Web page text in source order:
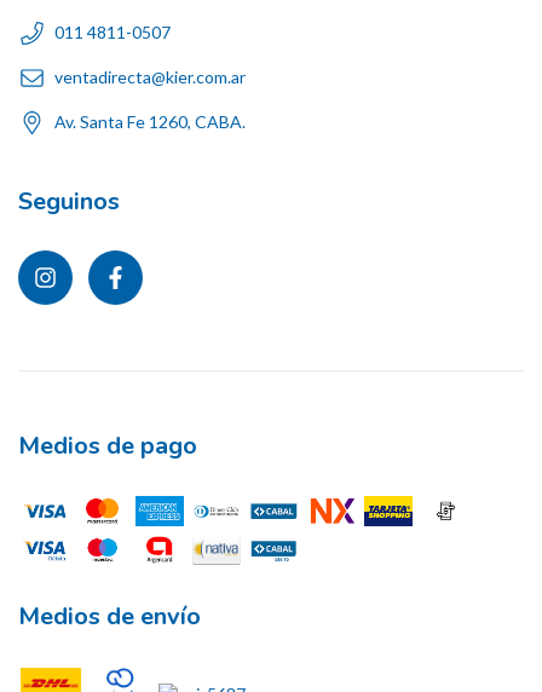
011 4811-0507
ventadirecta@kier.com.ar
Av. Santa Fe 1260, CABA.
Seguinos
Medios de pago
Medios de envío